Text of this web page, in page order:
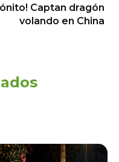
Captan dragón
volando en China